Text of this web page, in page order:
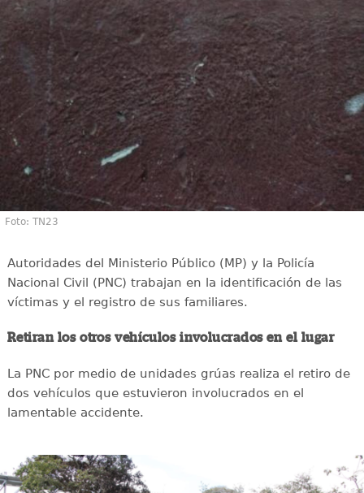
Foto: TN23
Autoridades del Ministerio Público (MP) y la Policía
Nacional Civil (PNC) trabajan en la identificación de las
víctimas y el registro de sus familiares.
Retiran los otros vehículos involucrados en el lugar
La PNC por medio de unidades grúas realiza el retiro de
dos vehículos que estuvieron involucrados en el
lamentable accidente.